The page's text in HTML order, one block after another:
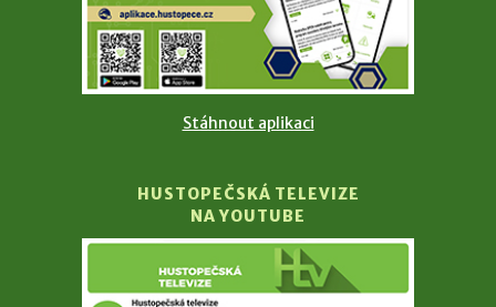
Stáhnout aplikaci
HUSTOPEČSKÁ TELEVIZE
NA YOUTUBE